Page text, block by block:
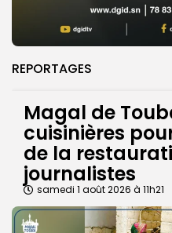
REPORTAGES
Magal de
cuisinières
de la
journalistes
samedi 1 août 2026 à 11h21